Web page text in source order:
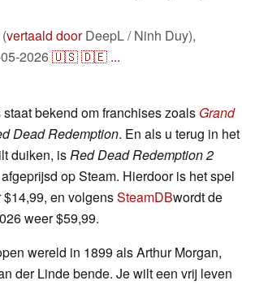
vertaald doorDeepL / Ninh Duy),
2026🇺🇸🇩🇪 ...
bekend om franchises zoals Grand
Dead Redemption. En als u terug in het
duiken, isRed Dead Redemption 2
op Steam. Hierdoor is het spel
en volgensSteamDBwordt de
weer $59,99.
wereld in 1899 als Arthur Morgan,
der Linde bende. Je wilt een vrij leven